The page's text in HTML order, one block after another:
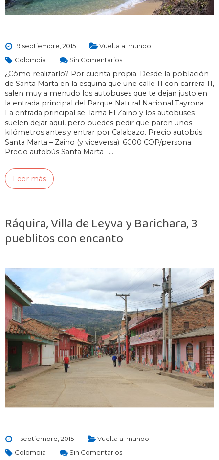
19 septiembre, 2015
Vuelta al mundo
Colombia
Sin Comentarios
¿Cómo realizarlo? Por cuenta propia. Desde la población
de Santa Marta en la esquina que une calle 11 con carrera 11,
salen muy a menudo los autobuses que te dejan justo en
la entrada principal del Parque Natural Nacional Tayrona.
La entrada principal se llama El Zaino y los autobuses
suelen dejar aquí, pero puedes pedir que paren unos
kilómetros antes y entrar por Calabazo. Precio autobús
Santa Marta – Zaino (y viceversa): 6000 COP/persona.
Precio autobús Santa Marta –…
Leer más
Ráquira, Villa de Leyva y Barichara, 3
pueblitos con encanto
11 septiembre, 2015
Vuelta al mundo
Colombia
Sin Comentarios